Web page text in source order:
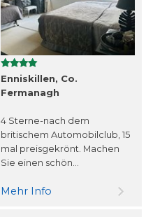
Enniskillen, Co.
Fermanagh
4 Sterne-nach dem
britischem Automobilclub, 15
mal preisgekrönt. Machen
Sie einen schön...
Mehr Info